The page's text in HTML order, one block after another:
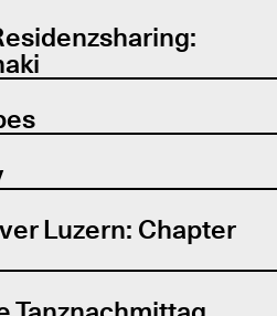
Luzern: Chapter